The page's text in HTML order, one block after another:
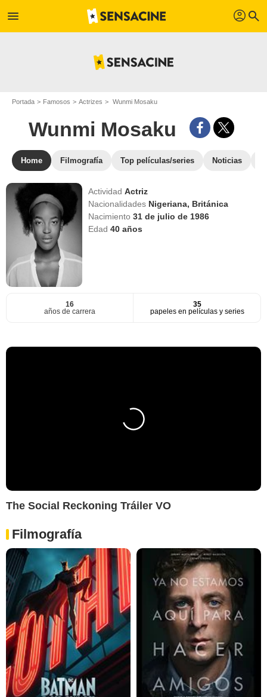
menu profil search
Portada Famosos Actrizes Wunmi Mosaku
Wunmi Mosaku
Home Filmografía Top películas/series Noticias
ActividadActriz
Nacionalidades Nigeriana, Británica
Nacimiento31 de julio de 1986
Edad40 años
16
años de carrera
35
papeles en películas y series
The Social Reckoning Tráiler VO
Filmografía